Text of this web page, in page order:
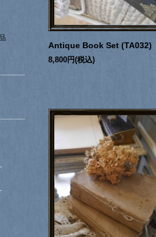
Antique Book Set (TA032)
8,800円(税込)